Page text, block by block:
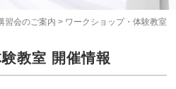
習会のご案内 > ワークショップ・体験教室
教室 開催情報